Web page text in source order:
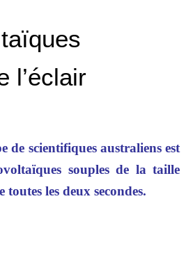
l’éclair
de scientifiques australiens est
souples de la taille
les deux secondes.